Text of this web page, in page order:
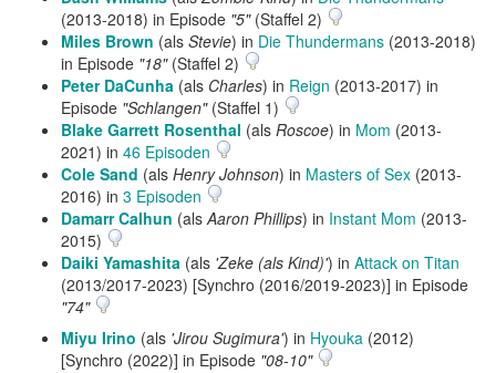
(2013-2018) in Episode "5"(Staffel 2)
Miles Brown (als Stevie) in Die Thundermans (2013-2018)
in Episode "18"(Staffel 2)
Peter DaCunha (als Charles) in Reign (2013-2017) in
Episode "Schlangen"(Staffel 1)
Blake Garrett Rosenthal (als Roscoe) in Mom (2013-
2021) in 46 Episoden
Cole Sand (als Henry Johnson) in Masters of Sex (2013-
2016) in 3 Episoden
Damarr Calhun (alsAaron Phillips) in Instant Mom (2013-
2015)
Daiki Yamashita (als 'Zeke (als Kind)') in Attack on Titan
(2013/2017-2023) [Synchro (2016/2019-2023)] in Episode
"74"
Miyu Irino (als 'Jirou Sugimura') in Hyouka (2012)
[Synchro (2022)] in Episode "08-10"